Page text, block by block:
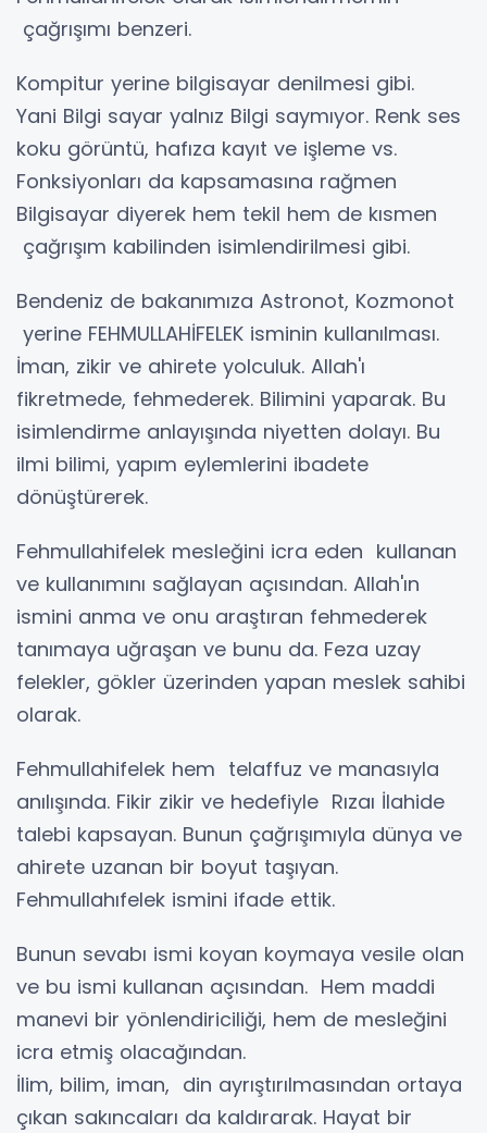
çağrışımı benzeri.
Kompitur yerine bilgisayar denilmesi gibi.
Yani Bilgi sayar yalnız Bilgi saymıyor. Renk ses
koku görüntü, hafıza kayıt ve işleme vs.
Fonksiyonları da kapsamasına rağmen
Bilgisayar diyerek hem tekil hem de kısmen
çağrışım kabilinden isimlendirilmesi gibi.
Bendeniz de bakanımıza Astronot, Kozmonot
yerine FEHMULLAHİFELEK isminin kullanılması.
İman, zikir ve ahirete yolculuk. Allah'ı
fikretmede, fehmederek. Bilimini yaparak. Bu
isimlendirme anlayışında niyetten dolayı. Bu
ilmi bilimi, yapım eylemlerini ibadete
dönüştürerek.
Fehmullahifelek mesleğini icra eden kullanan
ve kullanımını sağlayan açısından. Allah'ın
ismini anma ve onu araştıran fehmederek
tanımaya uğraşan ve bunu da. Feza uzay
felekler, gökler üzerinden yapan meslek sahibi
olarak.
Fehmullahifelek hem telaffuz ve manasıyla
anılışında. Fikir zikir ve hedefiyle Rızaı İlahide
talebi kapsayan. Bunun çağrışımıyla dünya ve
ahirete uzanan bir boyut taşıyan.
Fehmullahıfelek ismini ifade ettik.
Bunun sevabı ismi koyan koymaya vesile olan
ve bu ismi kullanan açısından. Hem maddi
manevi bir yönlendiriciliği, hem de mesleğini
icra etmiş olacağından.
İlim, bilim, iman, din ayrıştırılmasından ortaya
çıkan sakıncaları da kaldırarak. Hayat bir